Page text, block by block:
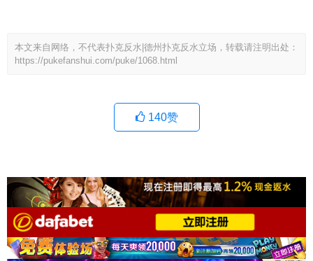
本文来自网络，不代表扑克反水|德州扑克反水立场，转载请注明出处：
https://pukefanshui.com/puke/1068.html
140赞